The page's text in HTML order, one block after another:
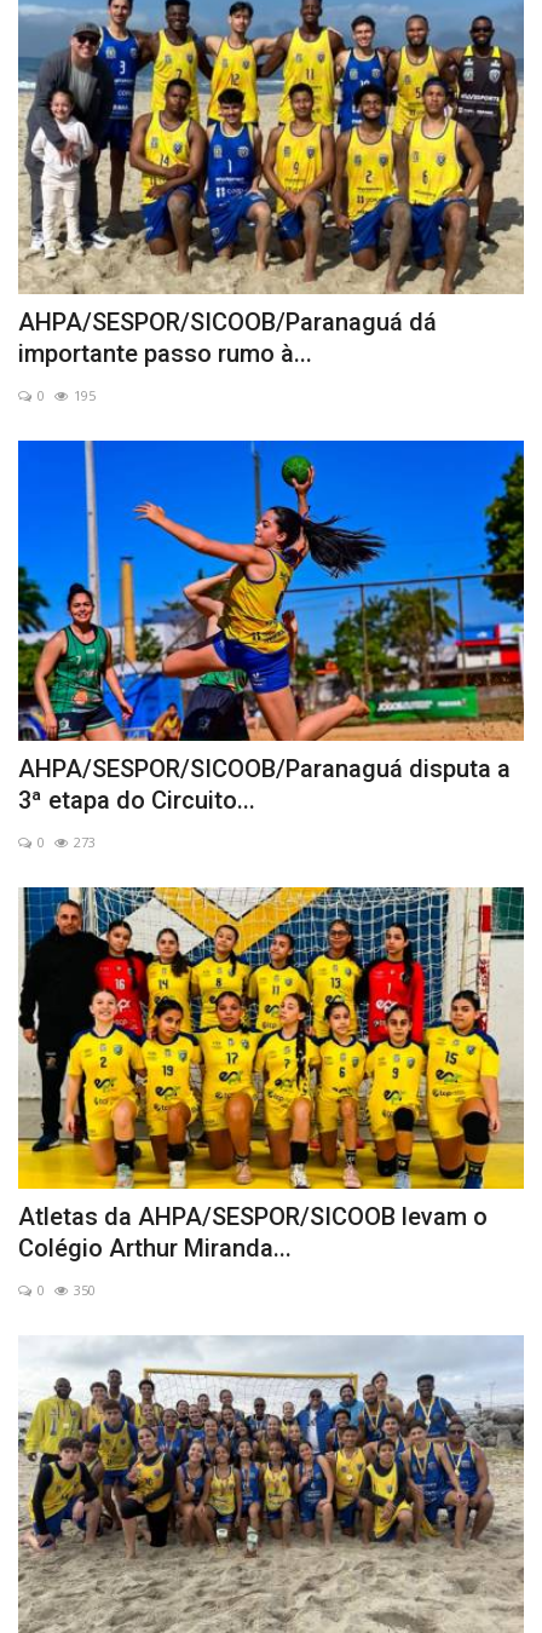
AHPA/SESPOR/SICOOB/Paranaguá dá
importante passo rumo à...
0 195
AHPA/SESPOR/SICOOB/Paranaguá disputa a
3ª etapa do Circuito...
0 273
Atletas da AHPA/SESPOR/SICOOB levam o
Colégio Arthur Miranda...
0 350